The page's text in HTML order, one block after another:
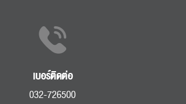
เบอร์ติดต่อ
032-726500